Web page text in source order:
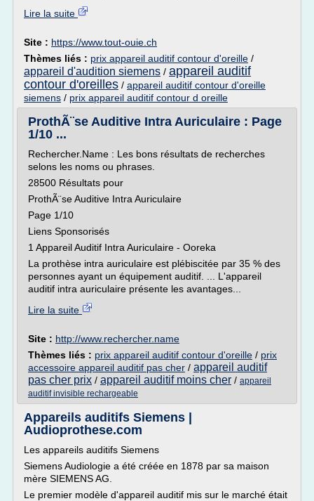
Lire la suite
Site : https://www.tout-ouie.ch
Thèmes liés : prix appareil auditif contour d'oreille /
appareil d'audition siemens / appareil auditif
contour d'oreilles / appareil auditif contour d'oreille
siemens / prix appareil auditif contour d oreille
ProthÃ¨se Auditive Intra Auriculaire : Page
1/10 ...
Rechercher.Name : Les bons résultats de recherches
selons les noms ou phrases.
28500 Résultats pour
ProthÃ¨se Auditive Intra Auriculaire
Page 1/10
Liens Sponsorisés
1 Appareil Auditif Intra Auriculaire - Ooreka
La prothèse intra auriculaire est plébiscitée par 35 % des
personnes ayant un équipement auditif. ... L'appareil
auditif intra auriculaire présente les avantages...
Lire la suite
Site : http://www.rechercher.name
Thèmes liés : prix appareil auditif contour d'oreille / prix
accessoire appareil auditif pas cher / appareil auditif
pas cher prix / appareil auditif moins cher / appareil
auditif invisible rechargeable
Appareils auditifs Siemens |
Audioprothese.com
Les appareils auditifs Siemens
Siemens Audiologie a été créée en 1878 par sa maison
mère SIEMENS AG.
Le premier modèle d'appareil auditif mis sur le marché était